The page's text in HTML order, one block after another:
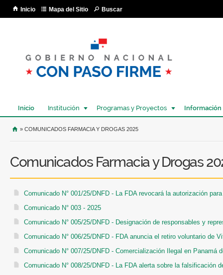
Inicio Mapa del Sitio Buscar
Inicio Institución Programas y Proyectos Información
USTED SE ENCUENTRA AQUÍ
» COMUNICADOS FARMACIA Y DROGAS 2025
Comunicados Farmacia y Drogas
Comunicado N° 001/25/DNFD - La FDA revocará la autorización
Comunicado N° 003 - 2025
Comunicado N° 005/25/DNFD - Designación de responsables y
Comunicado N° 006/25/DNFD - FDA anuncia el retiro voluntario de
Comunicado N° 007/25/DNFD - Comercialización Ilegal en
Comunicado N° 008/25/DNFD - La FDA alerta sobre la